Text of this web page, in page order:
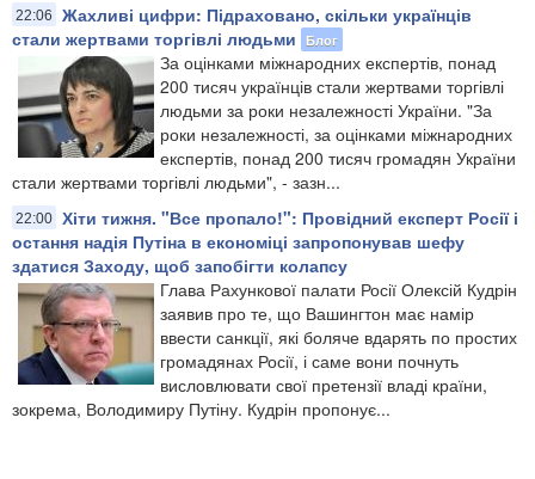
22:06
Жахливі цифри: Підраховано, скільки українців
стали жертвами торгівлі людьми
Блог
За оцінками міжнародних експертів, понад
200 тисяч українців стали жертвами торгівлі
людьми за роки незалежності України. "За
роки незалежності, за оцінками міжнародних
експертів, понад 200 тисяч громадян України
стали жертвами торгівлі людьми", - зазн...
22:00 Хіти тижня. "Все пропало!": Провідний експерт Росії і
остання надія Путіна в економіці запропонував шефу
здатися Заходу, щоб запобігти колапсу
Глава Рахункової палати Росії Олексій Кудрін
заявив про те, що Вашингтон має намір
ввести санкції, які боляче вдарять по простих
громадянах Росії, і саме вони почнуть
висловлювати свої претензії владі країни,
зокрема, Володимиру Путіну. Кудрін пропонує...